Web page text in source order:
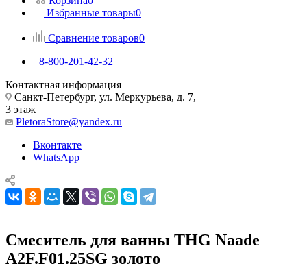
Избранные товары0
Сравнение товаров0
8-800-201-42-32
Контактная информация
Санкт-Петербург, ул. Меркурьева, д. 7,
3 этаж
PletoraStore@yandex.ru
Вконтакте
WhatsApp
Смеситель для ванны THG Naade
A2F.F01.25SG золото